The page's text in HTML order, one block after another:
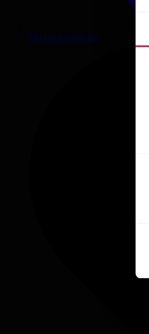
Strona główna